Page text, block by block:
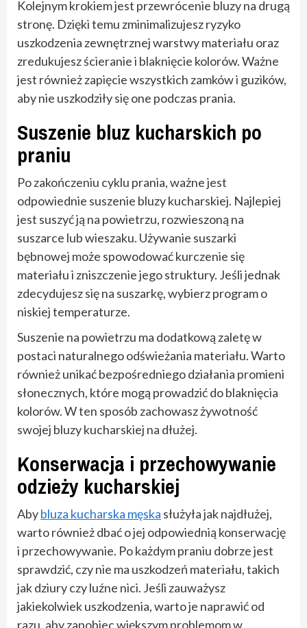
Kolejnym krokiem jest przewrócenie bluzy na drugą
stronę. Dzięki temu zminimalizujesz ryzyko
uszkodzenia zewnętrznej warstwy materiału oraz
zredukujesz ścieranie i blaknięcie kolorów. Ważne
jest również zapięcie wszystkich zamków i guzików,
aby nie uszkodziły się one podczas prania.
Suszenie bluz kucharskich po
praniu
Po zakończeniu cyklu prania, ważne jest
odpowiednie suszenie bluzy kucharskiej. Najlepiej
jest suszyć ją na powietrzu, rozwieszoną na
suszarce lub wieszaku. Używanie suszarki
bębnowej może spowodować kurczenie się
materiału i zniszczenie jego struktury. Jeśli jednak
zdecydujesz się na suszarkę, wybierz program o
niskiej temperaturze.
Suszenie na powietrzu ma dodatkową zaletę w
postaci naturalnego odświeżania materiału. Warto
również unikać bezpośredniego działania promieni
słonecznych, które mogą prowadzić do blaknięcia
kolorów. W ten sposób zachowasz żywotność
swojej bluzy kucharskiej na dłużej.
Konserwacja i przechowywanie
odzieży kucharskiej
Abybluza kucharska męska służyła jak najdłużej,
warto również dbać o jej odpowiednią konserwację
i przechowywanie. Po każdym praniu dobrze jest
sprawdzić, czy nie ma uszkodzeń materiału, takich
jak dziury czy luźne nici. Jeśli zauważysz
jakiekolwiek uszkodzenia, warto je naprawić od
razu, aby zapobiec większym problemom w